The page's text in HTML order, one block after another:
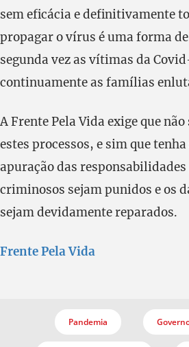
sem eficácia e definitivamente
propagar o vírus é uma forma
segunda vez as vítimas da
continuamente as famílias
A Frente Pela Vida exige que
estes processos, e sim que
apuração das responsabilidades
criminosos sejam punidos e os
sejam devidamente reparados.
Frente Pela Vida
Pandemia